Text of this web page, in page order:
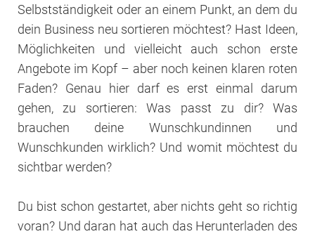
Selbstständigkeit oder an einem Punkt, an dem du
dein Business neu sortieren möchtest? Hast Ideen,
Möglichkeiten und vielleicht auch schon erste
Angebote im Kopf – aber noch keinen klaren roten
Faden? Genau hier darf es erst einmal darum
gehen, zu sortieren: Was passt zu dir? Was
brauchen deine Wunschkundinnen und
Wunschkunden wirklich? Und womit möchtest du
sichtbar werden?
Du bist schon gestartet, aber nichts geht so richtig
voran? Und daran hat auch das Herunterladen des